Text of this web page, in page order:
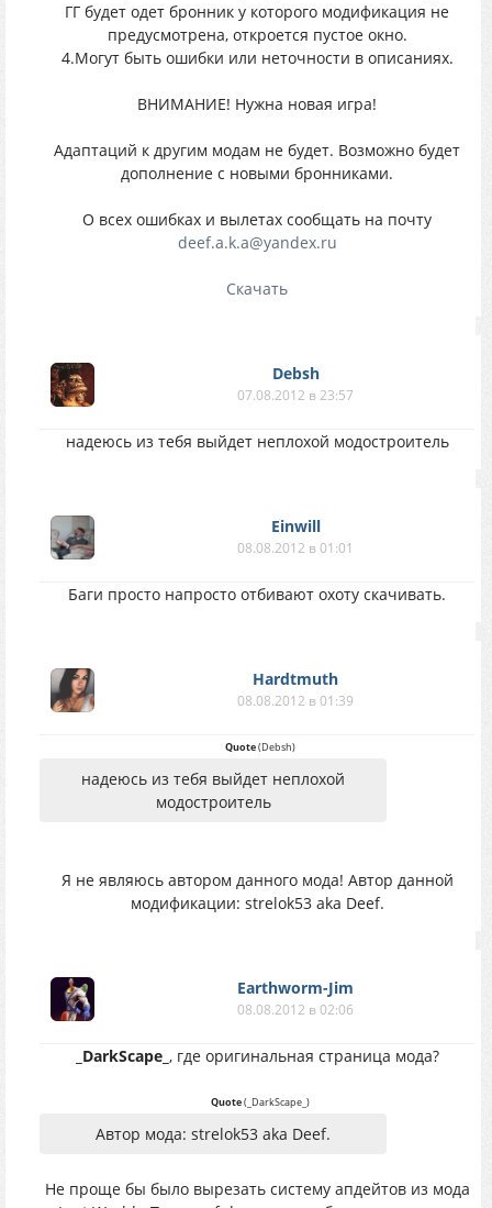
ГГ будет одет бронник у которого модификация не
предусмотрена, откроется пустое окно.
4.Могут быть ошибки или неточности в описаниях.
ВНИМАНИЕ! Нужна новая игра!
Адаптаций к другим модам не будет. Возможно будет
дополнение с новыми бронниками.
О всех ошибках и вылетах сообщать на почту
deef.a.k.a@yandex.ru
Cкачать
Debsh
07.08.2012 в 23:57
надеюсь из тебя выйдет неплохой модостроитель
Einwill
08.08.2012 в 01:01
Баги просто напросто отбивают охоту скачивать.
Hardtmuth
08.08.2012 в 01:39
Quote(Debsh)
надеюсь из тебя выйдет неплохой
модостроитель
Я не являюсь автором данного мода! Автор данной
модификации: strelok53 aka Deef.
Earthworm-Jim
08.08.2012 в 02:06
_DarkScape_ , где оригинальная страница мода?
Quote(_DarkScape_ )
Автор мода: strelok53 aka Deef.
Не проще бы было вырезать систему апдейтов из мода